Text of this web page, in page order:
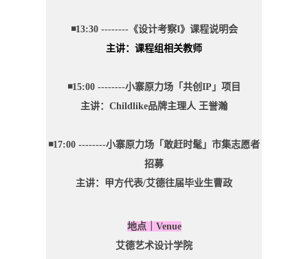
◾13:30 --------《设计考察I》课程说明会
主讲：课程组相关教师
◾15:00 --------小寨原力场「共创IP」项目
主讲：Childlike品牌主理人 王誉瀚
◾17:00 --------小寨原力场「敢赶时髦」市集志愿者
招募
主讲：甲方代表/艾德往届毕业生曹政
地点｜Venue
艾德艺术设计学院